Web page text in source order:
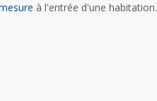
à l'entrée d'une habitation.